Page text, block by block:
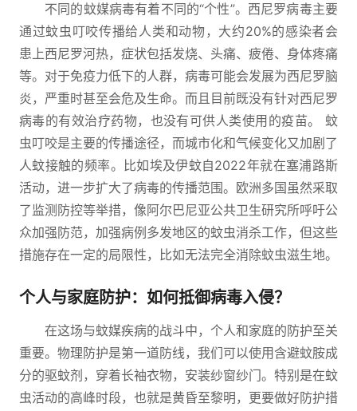
不同的蚊媒病毒有着不同的“个性”。西尼罗病毒主要
通过蚊虫叮咬传播给人类和动物，大约20%的感染者会
患上西尼罗河热，症状包括发烧、头痛、疲倦、身体疼痛
等。对于免疫力低下的人群，病毒可能会发展为西尼罗脑
炎，严重时甚至会危及生命。而且目前既没有针对西尼罗
病毒的有效治疗药物，也没有可供人类使用的疫苗。 蚊
虫叮咬是主要的传播途径，而城市化和气候变化又加剧了
人蚊接触的频率。比如埃及伊蚊自2022年就在塞浦路斯
活动，进一步扩大了病毒的传播范围。欧洲多国虽然采取
了监测防控等举措，像阿尔巴尼亚公共卫生研究所呼吁公
众加强防范，加强病例多发地区的蚊虫消杀工作，但这些
措施存在一定的局限性，比如无法完全消除蚊虫滋生地。
个人与家庭防护：如何抵御病毒入侵？
在这场与蚊媒疾病的战斗中，个人和家庭的防护至关
重要。物理防护是第一道防线，我们可以使用含避蚊胺成
分的驱蚊剂，穿着长袖衣物，安装纱窗纱门。特别是在蚊
虫活动的高峰时段，也就是黄昏至黎明，更要做好防护措